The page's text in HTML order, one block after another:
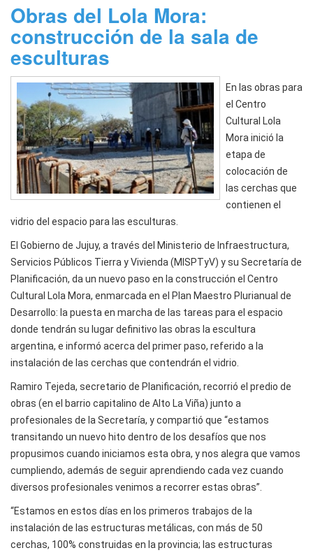
Obras del Lola Mora:
construcción de la sala de
esculturas
En las obras para
el Centro
Cultural Lola
Mora inició la
etapa de
colocación de
las cerchas que
contienen el
vidrio del espacio para las esculturas.
El Gobierno de Jujuy, a través del Ministerio de Infraestructura,
Servicios Públicos Tierra y Vivienda (MISPTyV) y su Secretaría de
Planificación, da un nuevo paso en la construcción el Centro
Cultural Lola Mora, enmarcada en el Plan Maestro Plurianual de
Desarrollo: la puesta en marcha de las tareas para el espacio
donde tendrán su lugar definitivo las obras la escultura
argentina, e informó acerca del primer paso, referido a la
instalación de las cerchas que contendrán el vidrio.
Ramiro Tejeda, secretario de Planificación, recorrió el predio de
obras (en el barrio capitalino de Alto La Viña) junto a
profesionales de la Secretaría, y compartió que “estamos
transitando un nuevo hito dentro de los desafíos que nos
propusimos cuando iniciamos esta obra, y nos alegra que vamos
cumpliendo, además de seguir aprendiendo cada vez cuando
diversos profesionales venimos a recorrer estas obras”.
“Estamos en estos días en los primeros trabajos de la
instalación de las estructuras metálicas, con más de 50
cerchas, 100% construidas en la provincia; las estructuras